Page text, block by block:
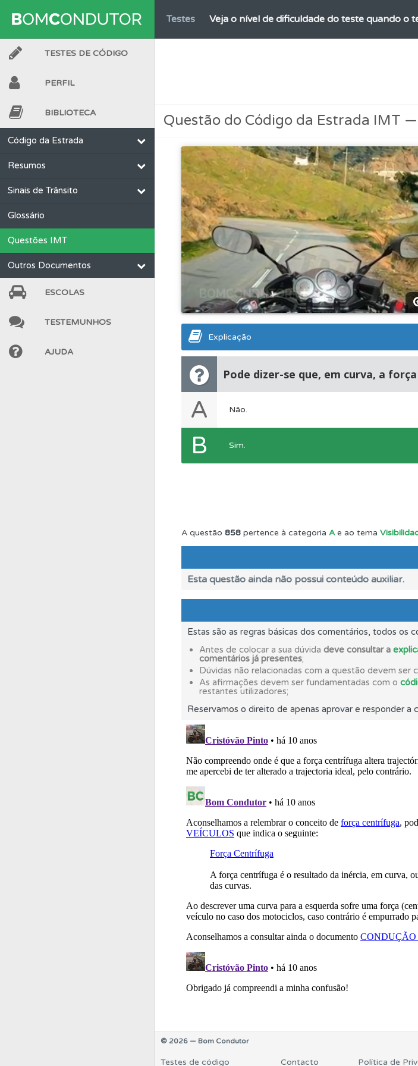
Testes Veja o nível de dificuldade do teste quando o
Ajuda Use os atalhos de teclado para responder aos
Conta Crie uma conta para não perder as suas
Ajuda Consulte a ajuda se tiver dúvidas relacionadas
Consulte o código da estrada na nossa
Questões
Veja as questões que errou no seu perfil.
Testemunhos Veja os testemunhos dos nossos
O teste "Novas" apresenta-lhe questões a
Deve fazer o teste que recomendamos para
Testes O teste "Erradas" apresenta-lhe questões
Perfil Tem um histórico dos seus testes no seu perfil.
Consulte as suas estatísticas no seu perfil.
Perfil Veja os temas onde tem mais dificuldades no
As questões que usamos estão atualizadas
Conta
Perfil Saiba no seu perfil se já está preparado para ir
Crie uma conta para poder partilhar o seu
Questões Consulte os comentários da questão
TESTES DE CÓDIGO
PERFIL
BIBLIOTECA
Código da Estrada
Resumos
Sinais de Trânsito
Glossário
Questões IMT
Outros Documentos
ESCOLAS
TESTEMUNHOS
AJUDA
Questão do Código da Estrada IMT
Explicação
Pode dizer-se que, em curva, a
A Não.
B Sim.
A questão 858 pertence à categoria Ae ao tema
Esta questão ainda não possui conteúdo auxiliar.
Estas são as regras básicas dos comentários, todos os
Antes de colocar a sua dúvida deve consultar a
comentários já presentes;
Dúvidas não relacionadas com a questão devem ser
As afirmações devem ser fundamentadas com o
restantes utilizadores;
Reservamos o direito de apenas aprovar e responder a
© 2026 — Bom Condutor
Testes de código Contacto Política de